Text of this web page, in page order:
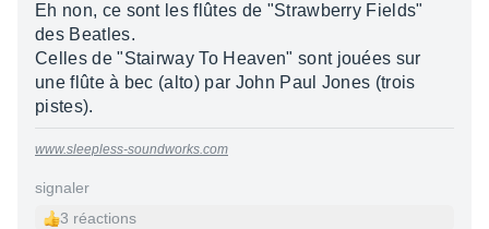
Eh non, ce sont les flûtes de "Strawberry Fields"
des Beatles.
Celles de "Stairway To Heaven" sont jouées sur
une flûte à bec (alto) par John Paul Jones (trois
pistes).
www.sleepless-soundworks.com
signaler
3 réactions